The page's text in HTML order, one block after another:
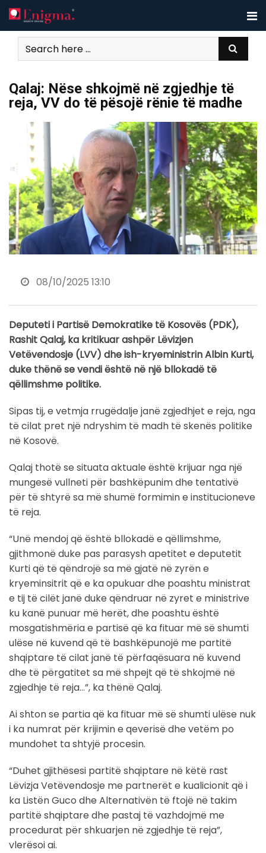
Skip
to
content
Qalaj: Nëse shkojmë në zgjedhje të
reja, VV do të pësojë rënie të madhe
08/10/2025 13:10
Deputeti i Partisë Demokratike të Kosovës (PDK),
Rashit Qalaj, ka kritikuar ashpër Lëvizjen
Vetëvendosje (LVV) dhe ish-kryeministrin Albin Kurti,
duke thënë se vendi është në një bllokadë të
qëllimshme politike.
Sipas tij, e vetmja rrugëdalje janë zgjedhjet e reja, nga
të cilat pret një ndryshim të madh të skenës politike
në Kosovë.
Qalaj thotë se situata aktuale është krijuar nga një
mungesë vullneti për bashkëpunim dhe tentativë
për të shtyrë sa më shumë formimin e institucioneve
të reja.
“Unë mendoj që është bllokadë e qëllimshme,
gjithmonë duke pas parasysh apetitet e deputetit
Kurti që të qëndrojë sa më gjatë në zyrën e
kryeminsitrit që e ka opukuar dhe poashtu ministrat
e tij të cilët janë duke qëndruar në zyret e ministrive
ku kanë punuar më herët, dhe poashtu është
mosgatishmëria e partisë që ka fituar më së shumti
ulëse në kuvend që të bashkëpunojë me partitë
shqiptare të cilat janë të përfaqësuara në kuvend
dhe të përgatitet sa më shpejt që të shkojmë në
zgjedhje të reja…”, ka thënë Qalaj.
Ai shton se partia që ka fituar më së shumti ulëse nuk
i ka numrat për krijimin e qeverisë dhe vetëm po
mundohet ta shtyjë procesin.
“Duhet gjithësesi partitë shqiptare në këtë rast
Lëvizja Vetëvendosje me partnerët e kualicionit që i
ka Listën Guco dhe Alternativën të ftojë në takim
partitë shqiptare dhe pastaj të vazhdojmë me
procedurat për shkuarjen në zgjedhje të reja”,
vlerësoi ai.